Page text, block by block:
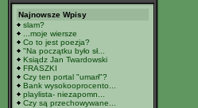
Najnowsze Wpisy
slam?
...moje wiersze
Co to jest poezja?
"Na początku było sł...
Ksiądz Jan Twardowski
FRASZKI
Czy ten portal "umarł"?
Bank wysokooprocento...
playlista- niezapomn...
Czy są przechowywane...